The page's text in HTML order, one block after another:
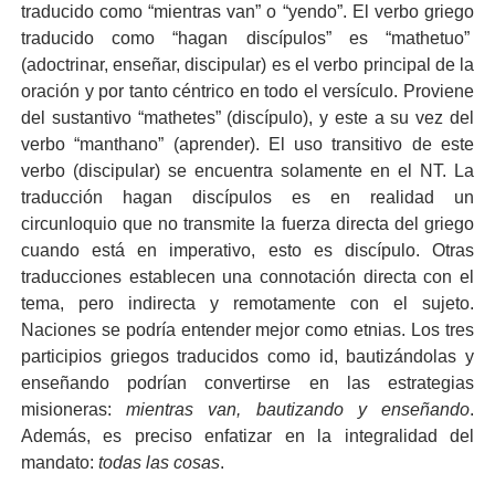
traducido como “mientras van” o “yendo”. El verbo griego
traducido como “hagan discípulos” es “mathetuo”
(adoctrinar, enseñar, discipular) es el verbo principal de la
oración y por tanto céntrico en todo el versículo. Proviene
del sustantivo “mathetes” (discípulo), y este a su vez del
verbo “manthano” (aprender). El uso transitivo de este
verbo (discipular) se encuentra solamente en el NT. La
traducción hagan discípulos es en realidad un
circunloquio que no transmite la fuerza directa del griego
cuando está en imperativo, esto es discípulo. Otras
traducciones establecen una connotación directa con el
tema, pero indirecta y remotamente con el sujeto.
Naciones se podría entender mejor como etnias. Los tres
participios griegos traducidos como id, bautizándolas y
enseñando podrían convertirse en las estrategias
misioneras:mientras van, bautizando y enseñando.
Además, es preciso enfatizar en la integralidad del
mandato: todas las cosas.